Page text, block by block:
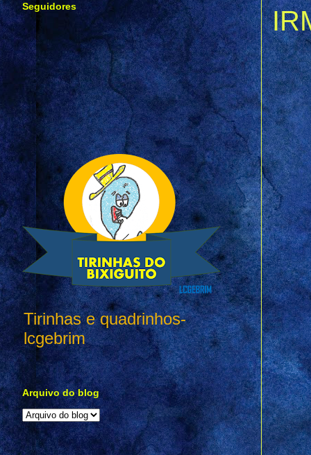
Seguidores
Tirinhas e quadrinhos-
lcgebrim
Arquivo do blog